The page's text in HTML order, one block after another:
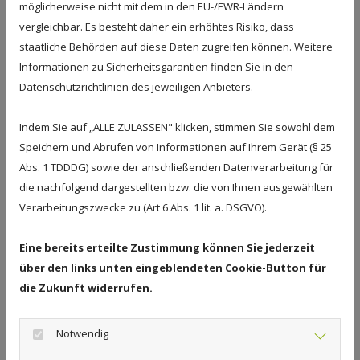
Knoblauch in eine Schüssel geben und gut mischen
Salz und Pfeffer aus der Mühle dazugeben. Daraus
Klopse in gewünschter Größe formen.
und Sahne hinzufügen, dann die geformten Klopse
dazu geben und ca. 10 – 15 min. je nach Größe, bei
geringer Hitze garziehen lassen.
In einem weiteren Topf Wasser aufstellen und die
Klopse aus der Brühe herausnehmen, die Sauce mit
Salz und Pfeffer aus der Mühle abschmecken und mit
Saucenbinder etwas binden, die Klopse wieder in die
Auf vorgewärmten Tellern, Kartoffel mit den Klopsen
möglicherweise nicht mit dem in den EU-/EWR-Ländern
vergleichbar. Es besteht daher ein erhöhtes Risiko, dass
staatliche Behörden auf diese Daten zugreifen können. Weitere
Informationen zu Sicherheitsgarantien finden Sie in den
Datenschutzrichtlinien des jeweiligen Anbieters.
Indem Sie auf „ALLE ZULASSEN" klicken, stimmen Sie sowohl dem
Speichern und Abrufen von Informationen auf Ihrem Gerät (§ 25
Abs. 1 TDDDG) sowie der anschließenden Datenverarbeitung für
die nachfolgend dargestellten bzw. die von Ihnen ausgewählten
Verarbeitungszwecke zu (Art 6 Abs. 1 lit. a. DSGVO).
Eine bereits erteilte Zustimmung können Sie jederzeit
über den links unten eingeblendeten Cookie-Button für
die Zukunft widerrufen.
Notwendig